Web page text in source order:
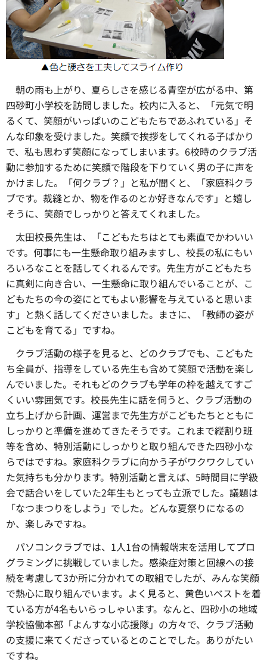
朝の雨も上がり、夏らしさを感じる青空が広がる中、第
四砂町小学校を訪問しました。校内に入ると、「元気で明
るくて、笑顔がいっぱいのこどもたちであふれている」そ
んな印象を受けました。笑顔で挨拶をしてくれる子ばかり
で、私も思わず笑顔になってしまいます。6校時のクラブ活
動に参加するために笑顔で階段を下りていく男の子に声を
かけました。「何クラブ？」と私が聞くと、「家庭科クラ
ブです。裁縫とか、物を作るのとか好きなんです」と嬉し
そうに、笑顔でしっかりと答えてくれました。
太田校長先生は、「こどもたちはとても素直でかわいい
です。何事にも一生懸命取り組みますし、校長の私にもい
ろいろなことを話してくれるんです。先生方がこどもたち
に真剣に向き合い、一生懸命に取り組んでいることが、こ
どもたちの今の姿にとてもよい影響を与えていると思いま
す」と熱く話してくださいました。まさに、「教師の姿が
こどもを育てる」ですね。
クラブ活動の様子を見ると、どのクラブでも、こどもた
ち全員が、指導をしている先生も含めて笑顔で活動を楽し
んでいました。それもどのクラブも学年の枠を越えてすご
くいい雰囲気です。校長先生に話を伺うと、クラブ活動の
立ち上げから計画、運営まで先生方がこどもたちとともに
しっかりと準備を進めてきたそうです。これまで縦割り班
等を含め、特別活動にしっかりと取り組んできた四砂小な
らではですね。家庭科クラブに向かう子がワクワクしてい
た気持ちも分かります。特別活動と言えば、5時間目に学級
会で話合いをしていた2年生もとっても立派でした。議題は
「なつまつりをしよう」でした。どんな夏祭りになるの
か、楽しみですね。
パソコンクラブでは、1人1台の情報端末を活用してプロ
グラミングに挑戦していました。感染症対策と回線への接
続を考慮して3か所に分かれての取組でしたが、みんな笑顔
で熱心に取り組んでいます。よく見ると、黄色いベストを着
ている方が4名もいらっしゃいます。なんと、四砂小の地域
学校協働本部「よんすな小応援隊」の方々で、クラブ活動
の支援に来てくださっているとのことでした。ありがたい
ですね。